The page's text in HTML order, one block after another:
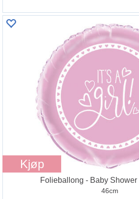
Kjøp
Folieballong - Baby
46cm